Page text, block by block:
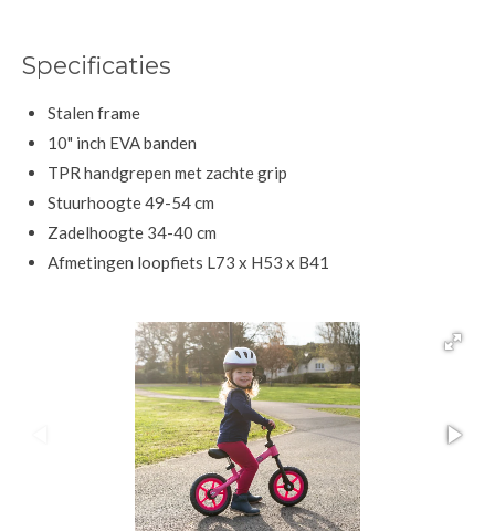
Specificaties
Stalen frame
10" inch EVA banden
TPR handgrepen met zachte grip
Stuurhoogte 49-54 cm
Zadelhoogte 34-40 cm
Afmetingen loopfiets L73 x H53 x B41